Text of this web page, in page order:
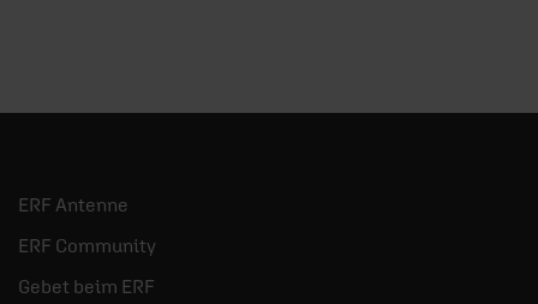
ERF Antenne
ERF Community
Gebet beim ERF